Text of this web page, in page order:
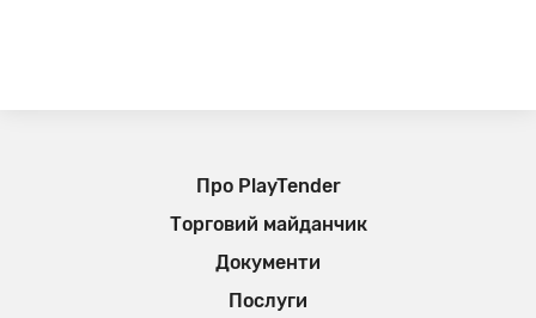
Про PlayTender
Торговий майданчик
Документи
Послуги